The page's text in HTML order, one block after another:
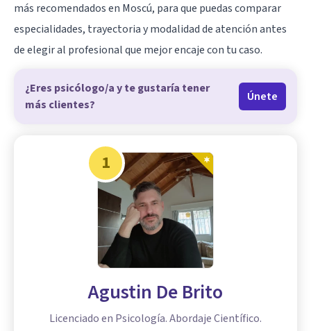
más recomendados en Moscú, para que puedas comparar
especialidades, trayectoria y modalidad de atención antes
de elegir al profesional que mejor encaje con tu caso.
¿Eres psicólogo/a y te gustaría tener
más clientes?
Únete
1
Agustin De Brito
Licenciado en Psicología. Abordaje Científico.